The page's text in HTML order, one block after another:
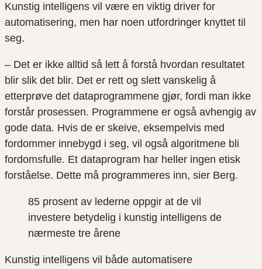
Kunstig intelligens vil være en viktig driver for
automatisering, men har noen utfordringer knyttet til
seg.
– Det er ikke alltid så lett å forstå hvordan resultatet
blir slik det blir. Det er rett og slett vanskelig å
etterprøve det dataprogrammene gjør, fordi man ikke
forstår prosessen. Programmene er også avhengig av
gode data. Hvis de er skeive, eksempelvis med
fordommer innebygd i seg, vil også algoritmene bli
fordomsfulle. Et dataprogram har heller ingen etisk
forståelse. Dette må programmeres inn, sier Berg.
85 prosent av lederne oppgir at de vil
investere betydelig i kunstig intelligens de
nærmeste tre årene
Kunstig intelligens vil både automatisere